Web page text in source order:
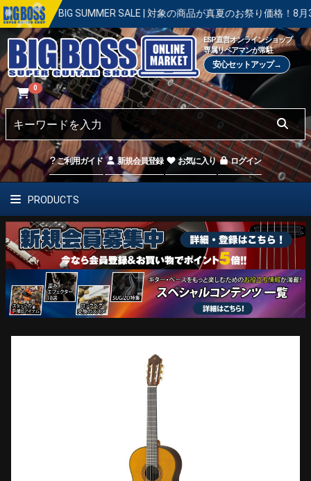
BIG SUMMER SALE | 対象の商品が真夏のお祭り価格！8月31日まで
ESP直営オンラインショップ
専属リペアマンが常駐
安心セットアップ→
0
ご利用ガイド 新規会員登録 お気に入り ログイン
PRODUCTS